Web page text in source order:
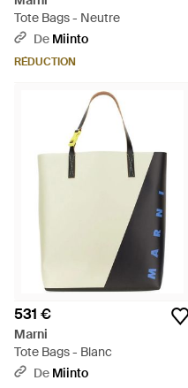
Tote Bags - Neutre
De Miinto
RÉDUCTION
531 €
Marni
Tote Bags - Blanc
De Miinto